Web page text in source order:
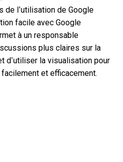
de l’utilisation de Google
facile avec Google
à un responsable
plus claires sur la
d’utiliser la visualisation pour
et efficacement.